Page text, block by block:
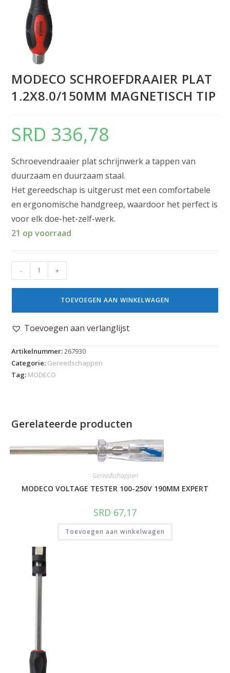
MODECO SCHROEFDRAAIER PLAT
1.2X8.0/150MM MAGNETISCH TIP
SRD 336,78
Schroevendraaier plat schrijnwerk a tappen van
duurzaam en duurzaam staal.
Het gereedschap is uitgerust met een comfortabele
en ergonomische handgreep, waardoor het perfect is
voor elk doe-het-zelf-werk.
21 op voorraad
- +
TOEVOEGEN AAN WINKELWAGEN
Toevoegen aan verlanglijst
Artikelnummer:267930
Categorie: Gereedschappen
Tag: MODECO
Gerelateerde producten
Gereedschappen
MODECO VOLTAGE TESTER 100-250V 190MM EXPERT
SRD 67,17
Toevoegen aan winkelwagen